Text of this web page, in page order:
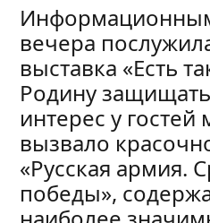
вечера
выставка «Есть
Родину
интерес у
вызвало
«Русская армия.
победы»,